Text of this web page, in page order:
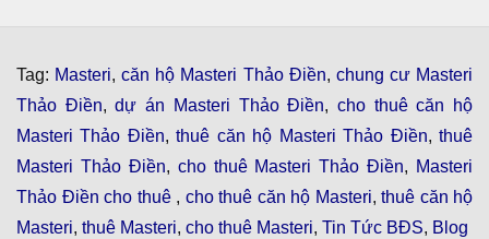
Tag: Masteri,căn hộ Masteri Thảo Điền, chung cư Masteri
Thảo Điền,dự án Masteri Thảo Điền, cho thuê căn hộ
Masteri Thảo Điền,thuê căn hộ Masteri Thảo Điền,thuê
Masteri Thảo Điền, cho thuê Masteri Thảo Điền, Masteri
Thảo Điền cho thuê , cho thuê căn hộ Masteri, thuê căn hộ
Masteri, thuê Masteri, cho thuê Masteri, Tin Tức BĐS, Blog